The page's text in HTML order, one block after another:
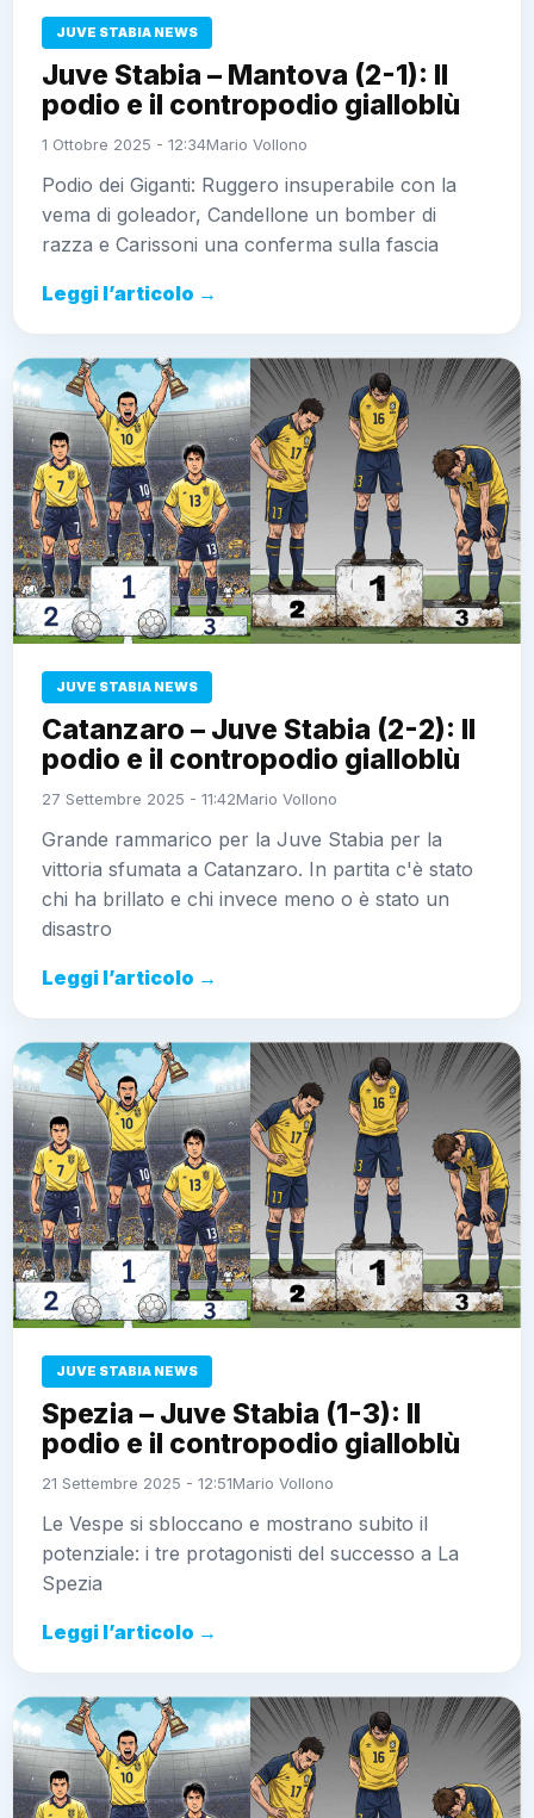
JUVE STABIA NEWS
Juve Stabia – Mantova (2-1): Il
podio e il contropodio gialloblù
1 Ottobre 2025 - 12:34Mario Vollono
Podio dei Giganti: Ruggero insuperabile con la
vema di goleador, Candellone un bomber di
razza e Carissoni una conferma sulla fascia
Leggi l’articolo →
JUVE STABIA NEWS
Catanzaro – Juve Stabia (2-2): Il
podio e il contropodio gialloblù
27 Settembre 2025 - 11:42Mario Vollono
Grande rammarico per la Juve Stabia per la
vittoria sfumata a Catanzaro. In partita c'è stato
chi ha brillato e chi invece meno o è stato un
disastro
Leggi l’articolo →
JUVE STABIA NEWS
Spezia – Juve Stabia (1-3): Il
podio e il contropodio gialloblù
21 Settembre 2025 - 12:51Mario Vollono
Le Vespe si sbloccano e mostrano subito il
potenziale: i tre protagonisti del successo a La
Spezia
Leggi l’articolo →